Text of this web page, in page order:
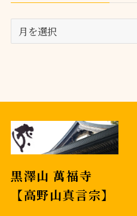
ア
ー
黒澤山 萬福寺
【高野山真言宗】